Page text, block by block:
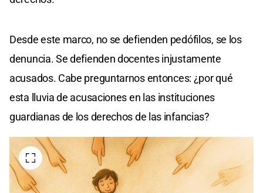
Desde este marco, no se defienden pedófilos, se los
denuncia. Se defienden docentes injustamente
acusados. Cabe preguntarnos entonces: ¿por qué
esta lluvia de acusaciones en las instituciones
guardianas de los derechos de las infancias?